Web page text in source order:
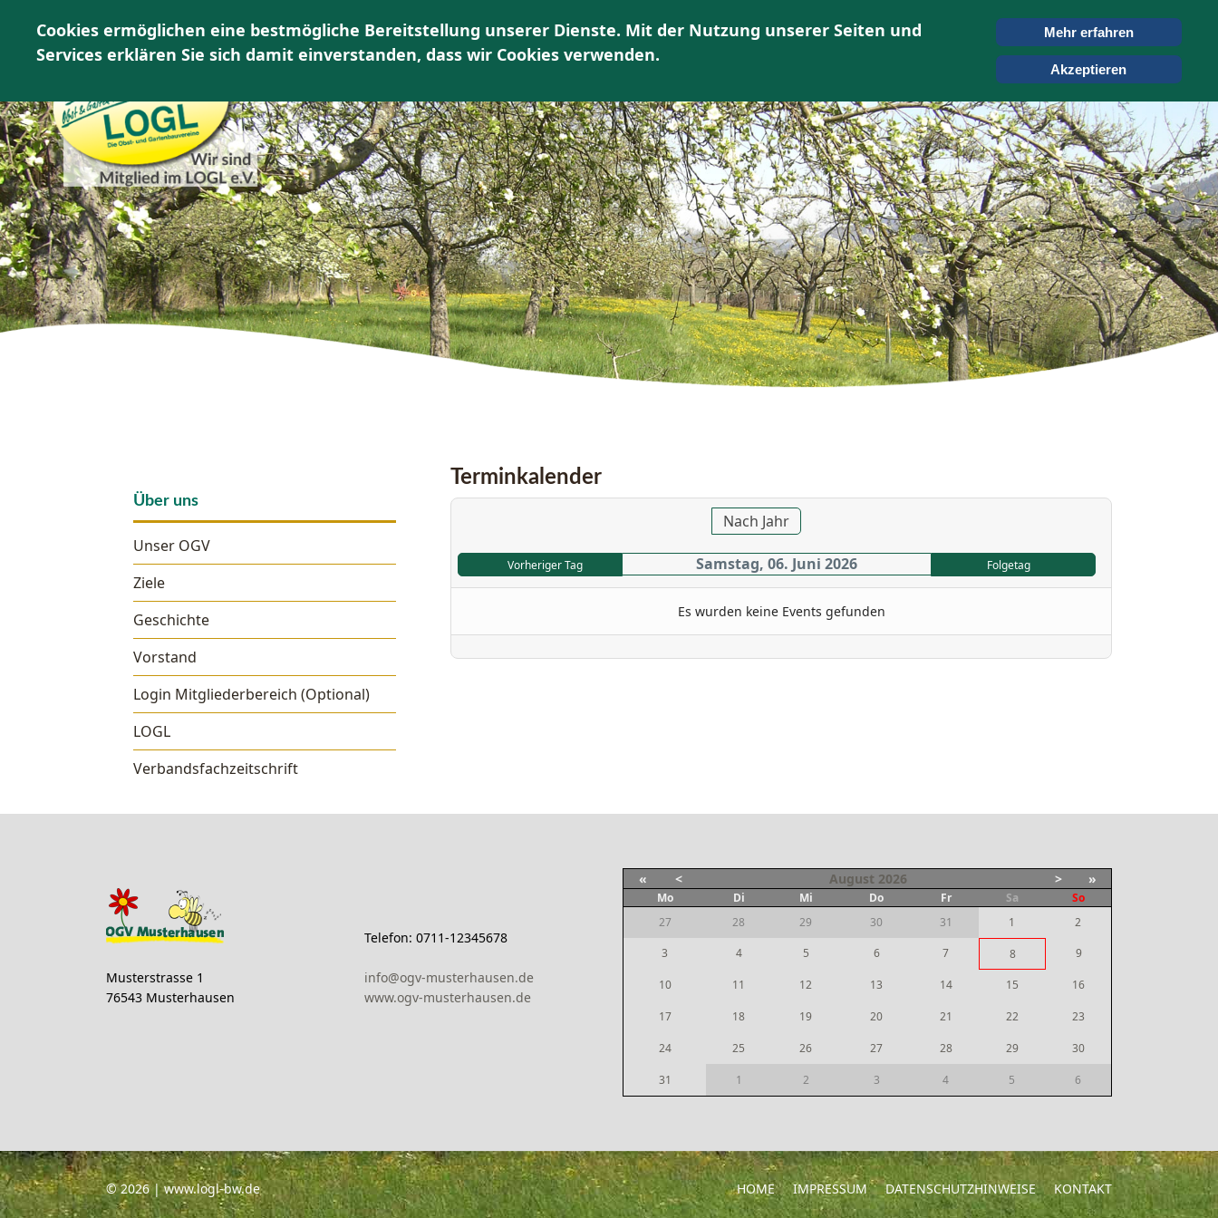
HOME ÜBER UNS AKTUELLES | TERMINE KONTAKT SUCHEN
Über uns
Unser OGV
Ziele
Geschichte
Vorstand
Login Mitgliederbereich (Optional)
LOGL
Verbandsfachzeitschrift
Terminkalender
Nach Jahr
Vorheriger Tag Samstag, 06. Juni 2026 Folgetag
Es wurden keine Events gefunden
Musterstrasse 1
76543 Musterhausen
Telefon: 0711-12345678
info@ogv-musterhausen.de
www.ogv-musterhausen.de
« < August 2026 > »
Mo Di Mi Do Fr Sa
So
27
28 29 30 31 1
2
3
4 5 6 7 8 9
10 11 12 13 14 15 16
17 18 19 20 21 22 23
24 25 26 27 28 29 30
31 1 2 3 4 5 6
© 2026 | www.logl-bw.de HOME IMPRESSUM DATENSCHUTZHINWEISE KONTAKT
Cookies ermöglichen eine bestmögliche Bereitstellung unserer Dienste. Mit der Nutzung unserer Seiten und
Services erklären Sie sich damit einverstanden, dass wir Cookies verwenden.
Mehr erfahren
Akzeptieren